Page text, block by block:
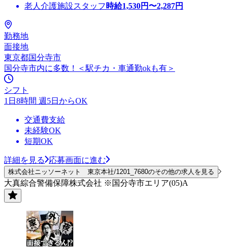
老人介護施設スタッフ 時給1,530円〜2,287円
勤務地
面接地
東京都国分寺市
国分寺市内に多数！＜駅チカ・車通勤okも有＞
シフト
1日8時間 週5日からOK
交通費支給
未経験OK
短期OK
詳細を見る 応募画面に進む
株式会社ニッソーネット 東京本社/1201_7680のその他の求人を見る
大真綜合警備保障株式会社 ※国分寺市エリア(05)A